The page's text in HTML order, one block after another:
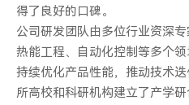
得了良好的口碑。
公司研发团队由多位行业资深
热能工程、自动化控制等多个领
持续优化产品性能，推动技术
所高校和科研机构建立了产学